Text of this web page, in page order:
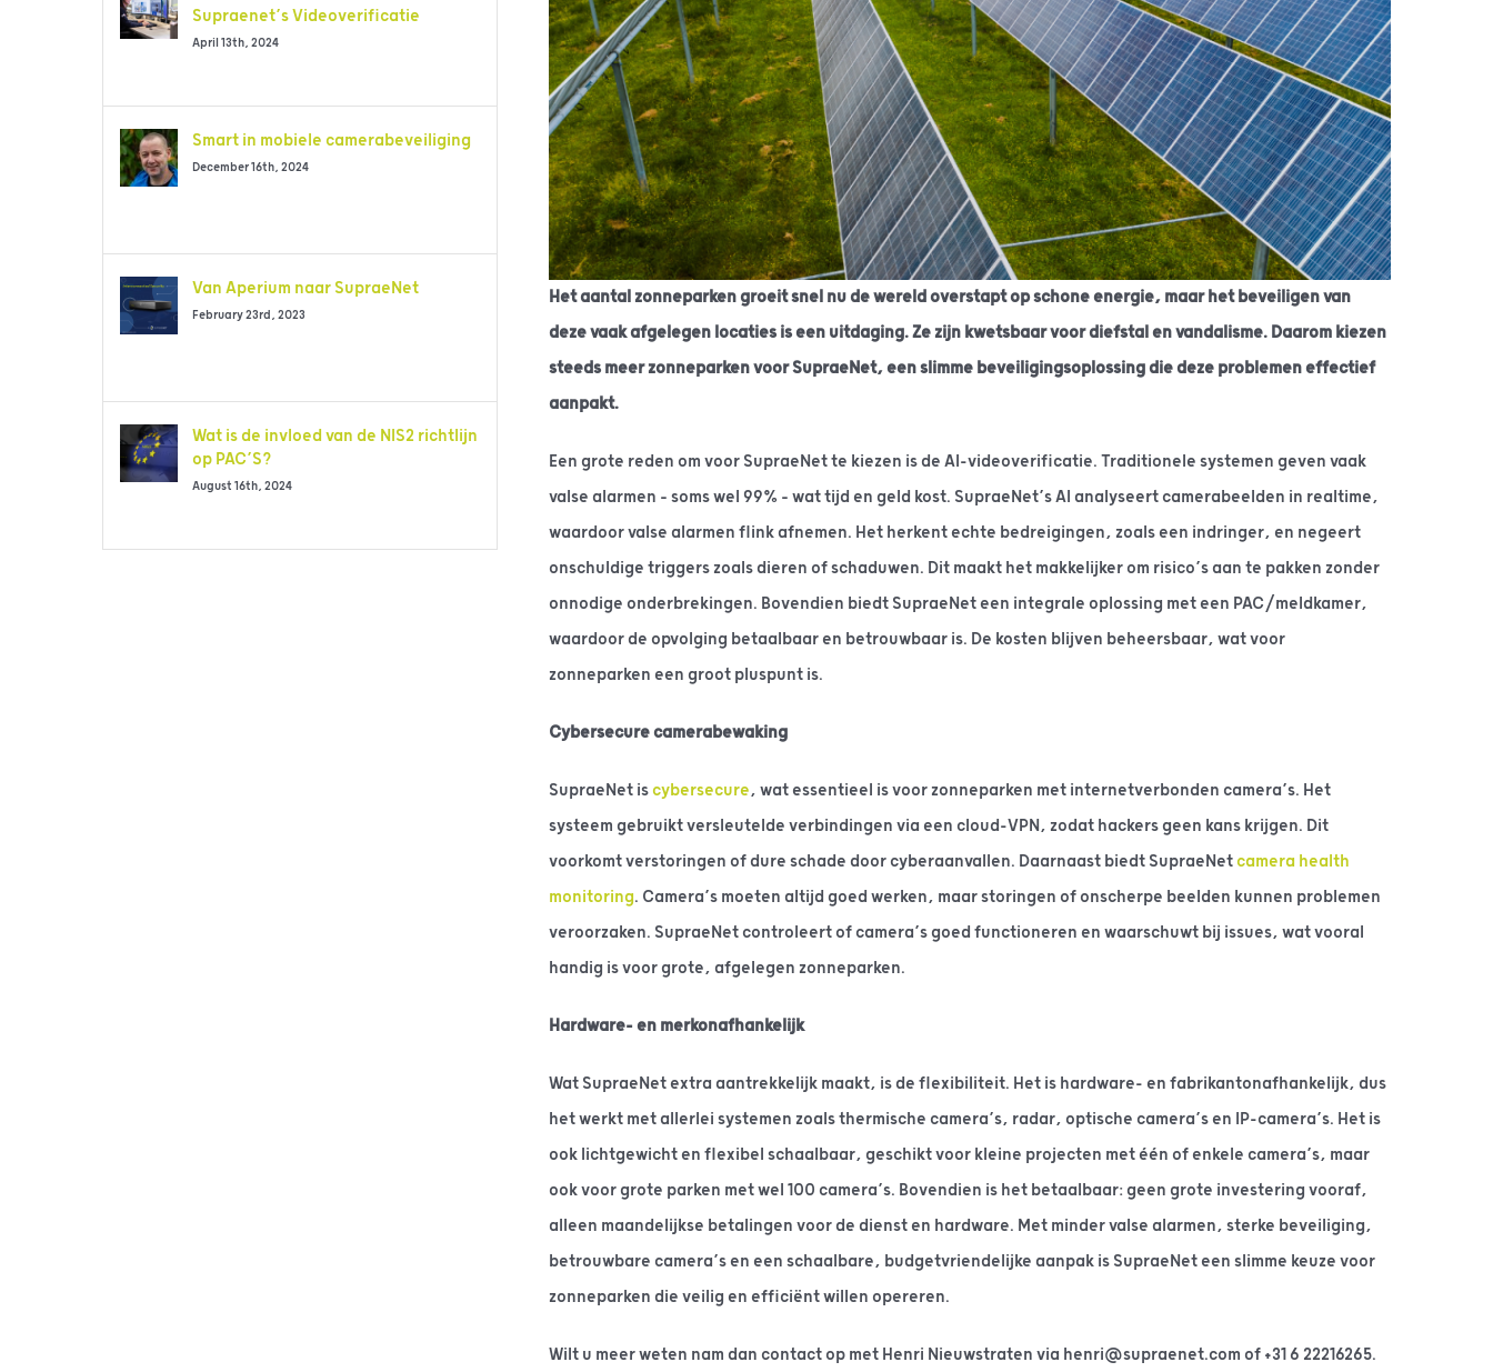
Supraenet’s Videoverificatie
April 13th, 2024
Smart in mobiele camerabeveiliging
December 16th, 2024
Van Aperium naar SupraeNet
February 23rd, 2023
Wat is de invloed van de NIS2 richtlijn
op PAC’S?
August 16th, 2024
Het aantal zonneparken groeit snel nu de wereld overstapt op schone energie, maar het beveiligen van
deze vaak afgelegen locaties is een uitdaging. Ze zijn kwetsbaar voor diefstal en vandalisme. Daarom kiezen
steeds meer zonneparken voor SupraeNet, een slimme beveiligingsoplossing die deze problemen effectief
aanpakt.
Een grote reden om voor SupraeNet te kiezen is de AI-videoverificatie. Traditionele systemen geven vaak
valse alarmen – soms wel 99% – wat tijd en geld kost. SupraeNet’s AI analyseert camerabeelden in realtime,
waardoor valse alarmen flink afnemen. Het herkent echte bedreigingen, zoals een indringer, en negeert
onschuldige triggers zoals dieren of schaduwen. Dit maakt het makkelijker om risico’s aan te pakken zonder
onnodige onderbrekingen. Bovendien biedt SupraeNet een integrale oplossing met een PAC/meldkamer,
waardoor de opvolging betaalbaar en betrouwbaar is. De kosten blijven beheersbaar, wat voor
zonneparken een groot pluspunt is.
Cybersecure camerabewaking
SupraeNet is cybersecure, wat essentieel is voor zonneparken met internetverbonden camera’s. Het
systeem gebruikt versleutelde verbindingen via een cloud-VPN, zodat hackers geen kans krijgen. Dit
voorkomt verstoringen of dure schade door cyberaanvallen. Daarnaast biedt SupraeNet camera health
monitoring. Camera’s moeten altijd goed werken, maar storingen of onscherpe beelden kunnen problemen
veroorzaken. SupraeNet controleert of camera’s goed functioneren en waarschuwt bij issues, wat vooral
handig is voor grote, afgelegen zonneparken.
Hardware- en merkonafhankelijk
Wat SupraeNet extra aantrekkelijk maakt, is de flexibiliteit. Het is hardware- en fabrikantonafhankelijk, dus
het werkt met allerlei systemen zoals thermische camera’s, radar, optische camera’s en IP-camera’s. Het is
ook lichtgewicht en flexibel schaalbaar, geschikt voor kleine projecten met één of enkele camera’s, maar
ook voor grote parken met wel 100 camera’s. Bovendien is het betaalbaar: geen grote investering vooraf,
alleen maandelijkse betalingen voor de dienst en hardware. Met minder valse alarmen, sterke beveiliging,
betrouwbare camera’s en een schaalbare, budgetvriendelijke aanpak is SupraeNet een slimme keuze voor
zonneparken die veilig en efficiënt willen opereren.
Wilt u meer weten nam dan contact op met Henri Nieuwstraten via henri@supraenet.com of +31 6 22216265.